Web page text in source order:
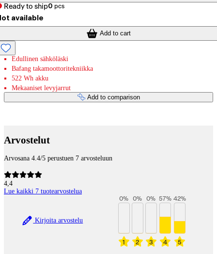
Ready to ship0 pcs
available
Add to cart
Edullinen sähköläski
Bafang takamoottoritekniikka
522 Wh akku
Mekaaniset levyjarrut
Add to comparison
Arvostelut
Arvosana 4.4/5 perustuen 7 arvosteluun
4,4
Lue kaikki 7 tuotearvostelua
Kirjoita arvostelu
1
0%
2
0%
3
0%
4
57%
5
42%